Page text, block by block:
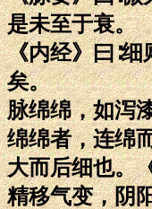
是未至于衰。
《内经》曰∶
矣。
脉绵绵，如泻
绵绵者，连绵
大而后细也。
精移气变，阴